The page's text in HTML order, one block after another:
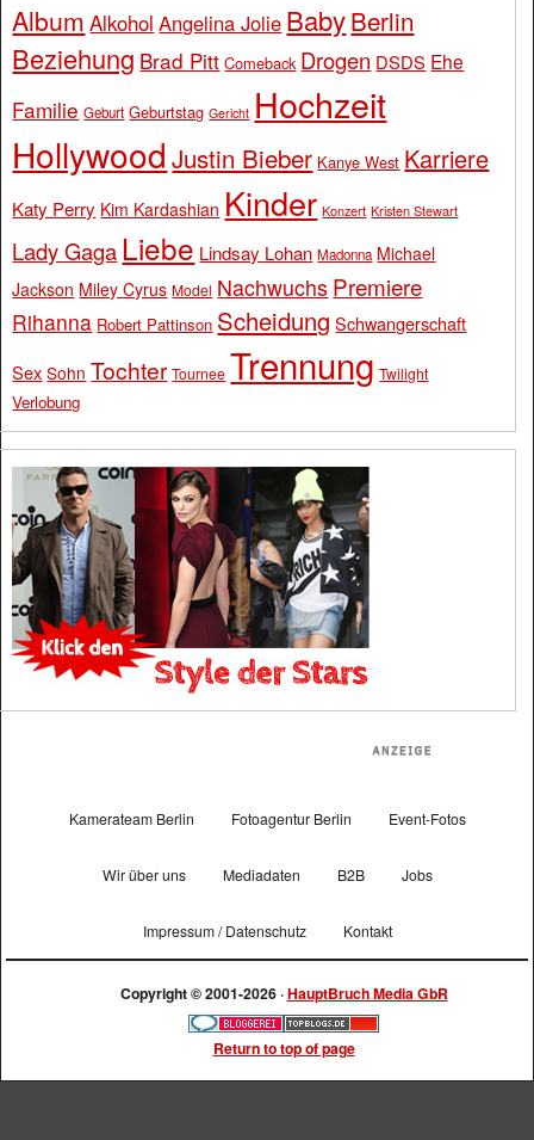
Album Alkohol Angelina Jolie BabyBerlin
Beziehung Brad Pitt Comeback Drogen DSDS Ehe
Familie Geburt Geburtstag Gericht Hochzeit
Hollywood Justin Bieber Kanye West Karriere
Katy Perry Kim Kardashian Kinder Konzert Kristen Stewart
Lady Gaga Liebe Lindsay Lohan Madonna Michael
Jackson Miley Cyrus Model Nachwuchs Premiere
Rihanna Robert Pattinson Scheidung Schwangerschaft
Sex Sohn Tochter Tournee Trennung Twilight
Verlobung
Kamerateam Berlin Fotoagentur Berlin Event-Fotos
Wir über uns Mediadaten B2B Jobs
Impressum / Datenschutz Kontakt
Copyright © 2001-2026 ·HauptBruch Media GbR
Return to top of page